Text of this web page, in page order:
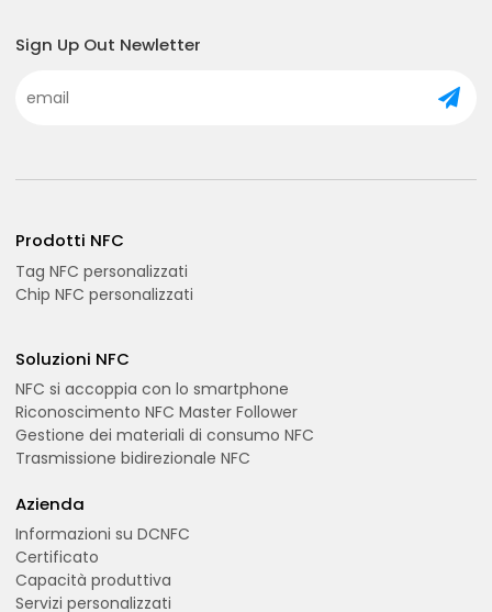
Sign Up Out Newletter
Prodotti NFC
Tag NFC personalizzati
Chip NFC personalizzati
Soluzioni NFC
NFC si accoppia con lo smartphone
Riconoscimento NFC Master Follower
Gestione dei materiali di consumo NFC
Trasmissione bidirezionale NFC
Azienda
Informazioni su DCNFC
Certificato
Capacità produttiva
Servizi personalizzati